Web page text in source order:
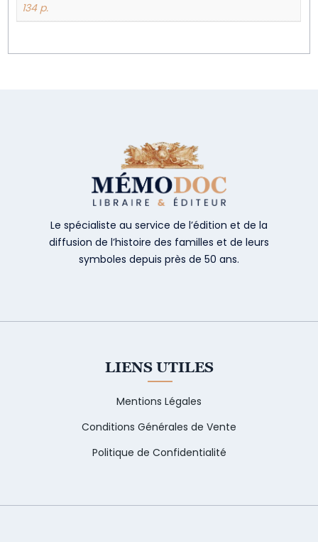
134 p.
Le spécialiste au service de l’édition et de la
diffusion de l’histoire des familles et de leurs
symboles depuis près de 50 ans.
LIENS UTILES
Mentions Légales
Conditions Générales de Vente
Politique de Confidentialité